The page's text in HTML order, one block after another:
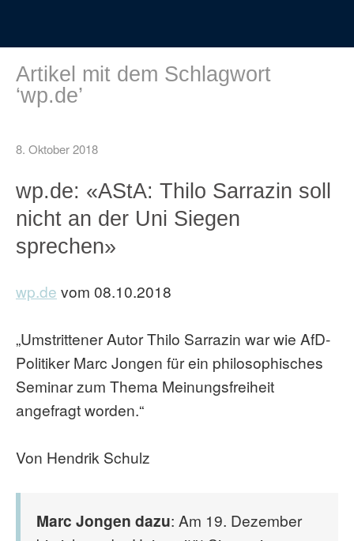
Artikel mit dem Schlagwort
‘wp.de’
8. Oktober 2018
wp.de: «AStA: Thilo Sarrazin soll
nicht an der Uni Siegen
sprechen»
wp.de vom 08.10.2018
„Umstrittener Autor Thilo Sarrazin war wie AfD-
Politiker Marc Jongen für ein philosophisches
Seminar zum Thema Meinungsfreiheit
angefragt worden.“
Von Hendrik Schulz
Marc Jongen dazu: Am 19. Dezember